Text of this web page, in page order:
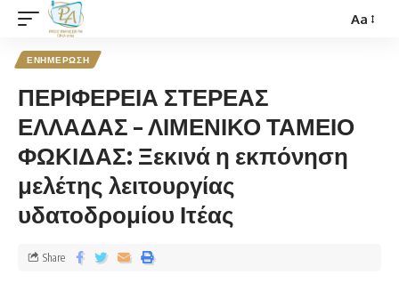
Aa
ΕΝΗΜΕΡΩΣΗ
ΠΕΡΙΦΕΡΕΙΑ ΣΤΕΡΕΑΣ
ΕΛΛΑΔΑΣ – ΛΙΜΕΝΙΚΟ ΤΑΜΕΙΟ
ΦΩΚΙΔΑΣ: Ξεκινά η εκπόνηση
μελέτης λειτουργίας
υδατοδρομίου Ιτέας
Share